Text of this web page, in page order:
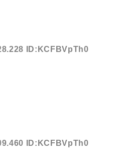
ID:KCFBVpTh0
ID:KCFBVpTh0